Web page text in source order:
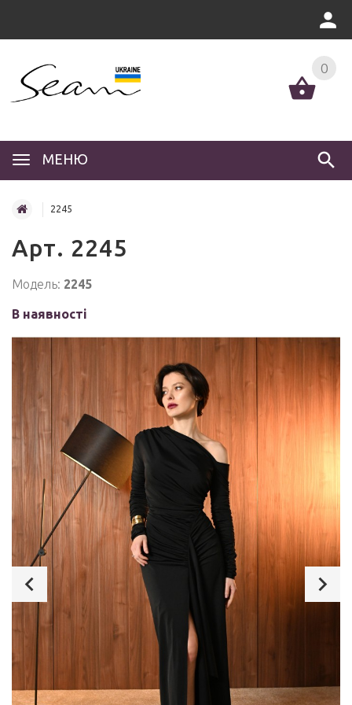
МЕНЮ
0
2245
Арт. 2245
Модель: 2245
В наявності